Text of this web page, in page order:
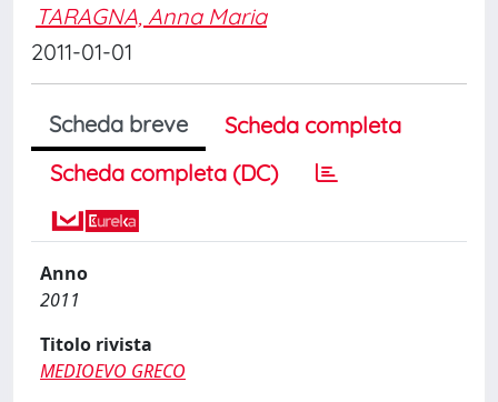
TARAGNA, Anna Maria
2011-01-01
Scheda breve
Scheda completa
Scheda completa (DC)
Anno
2011
Titolo rivista
MEDIOEVO GRECO